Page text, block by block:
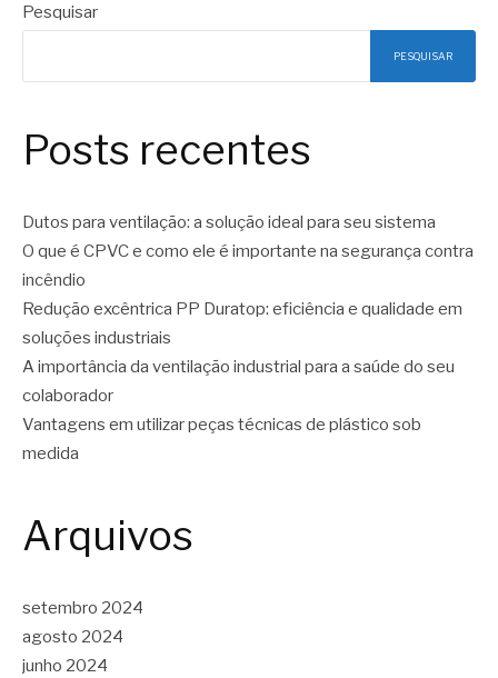
Pesquisar
PESQUISAR
Posts recentes
Dutos para ventilação: a solução ideal para seu sistema
O que é CPVC e como ele é importante na segurança contra
incêndio
Redução excêntrica PP Duratop: eficiência e qualidade em
soluções industriais
A importância da ventilação industrial para a saúde do seu
colaborador
Vantagens em utilizar peças técnicas de plástico sob
medida
Arquivos
setembro 2024
agosto 2024
junho 2024